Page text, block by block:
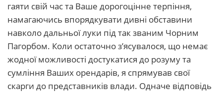
гаяти свій час та Ваше дорогоцінне терпіння,
намагаючись впорядкувати дивні обставини
навколо дальньої луки під так званим Чорним
Пагорбом. Коли остаточно з’ясувалося, що немає
жодної можливості достукатися до розуму та
сумління Ваших орендарів, я спрямував свої
скарги до представників влади. Одначе відповідь